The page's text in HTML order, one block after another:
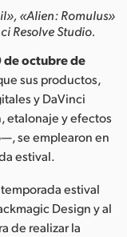
«Alien: Romulus»
Resolve Studio.
de octubre de
sus productos,
y DaVinci
etalonaje y efectos
se emplearon en
estival.
estival
Design y al
de realizar la